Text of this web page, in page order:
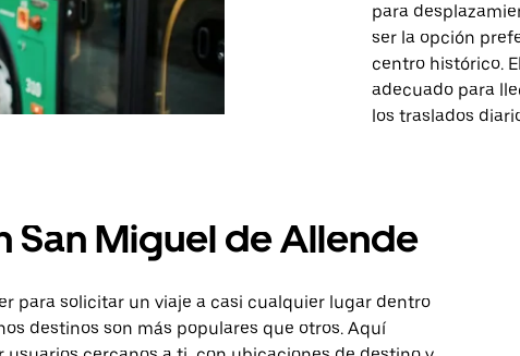
para
ser la opción
centro histórico.
adecuado para
los traslados
San Miguel de Allende
para solicitar un viaje a casi cualquier lugar dentro
destinos son más populares que otros. Aquí